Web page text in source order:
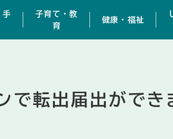
手
子育て・教
育
健康・福祉
で転出届出ができ